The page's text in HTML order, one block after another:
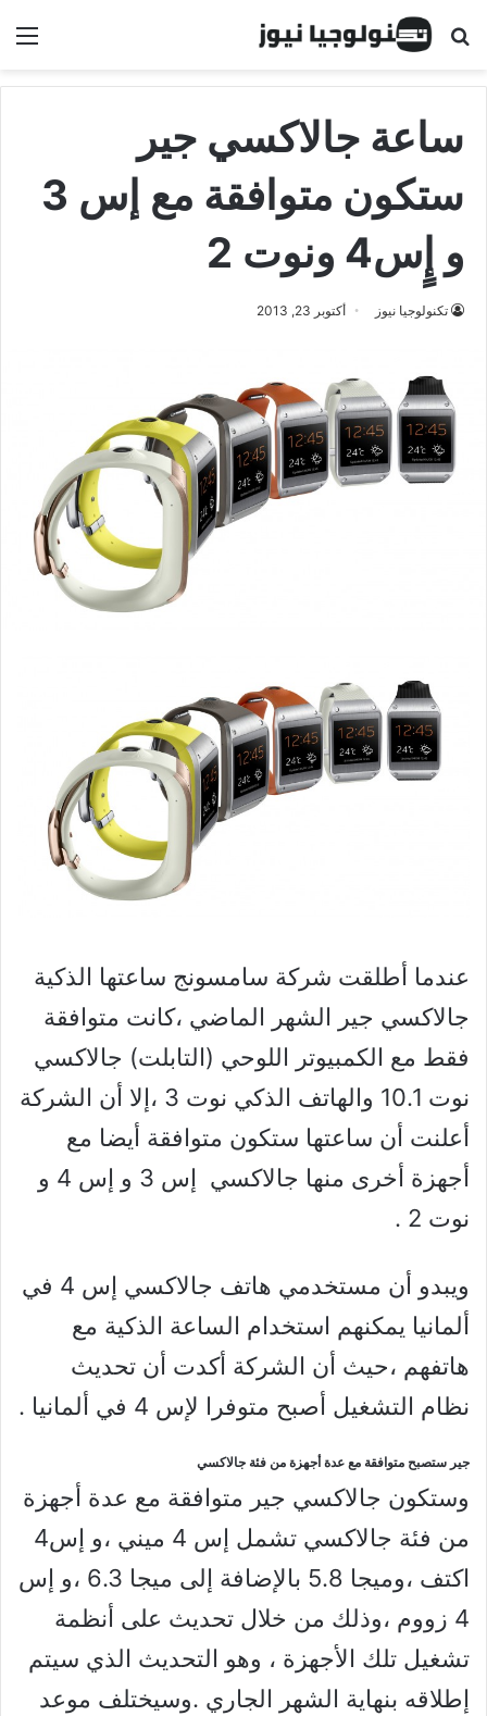
البحث عن
ساعة جالاكسي جير
ستكون متوافقة مع إس 3
و إٍس4 ونوت 2
تكنولوجيا نيوز أكتوبر 23, 2013
عندما أطلقت شركة سامسونج ساعتها الذكية
جالاكسي جير الشهر الماضي ،كانت متوافقة
فقط مع الكمبيوتر اللوحي (التابلت) جالاكسي
نوت 10.1 والهاتف الذكي نوت 3 ،إلا أن الشركة
أعلنت أن ساعتها ستكون متوافقة أيضا مع
أجهزة أخرى منها جالاكسي إس 3 و إس 4 و
نوت 2 .
ويبدو أن مستخدمي هاتف جالاكسي إس 4 في
ألمانيا يمكنهم استخدام الساعة الذكية مع
هاتفهم ،حيث أن الشركة أكدت أن تحديث
نظام التشغيل أصبح متوفرا لإس 4 في ألمانيا .
جير ستصبح متوافقة مع عدة أجهزة من فئة جالاكسي
وستكون جالاكسي جير متوافقة مع عدة أجهزة
من فئة جالاكسي تشمل إس 4 ميني ،و إس4
اكتف ،وميجا 5.8 بالإضافة إلى ميجا 6.3 ،و إس
4 زووم ،وذلك من خلال تحديث على أنظمة
تشغيل تلك الأجهزة ، وهو التحديث الذي سيتم
إطلاقه بنهاية الشهر الجاري .وسيختلف موعد